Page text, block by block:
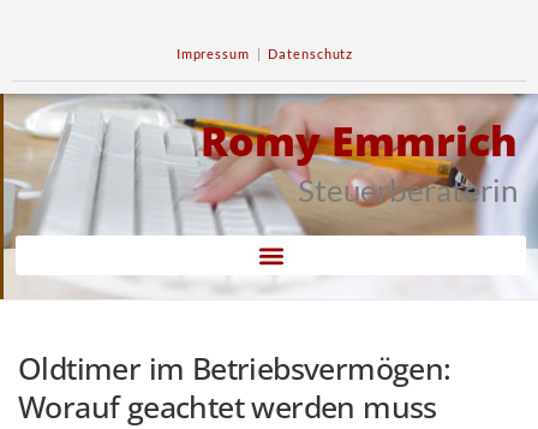
Impressum | Datenschutz
Romy Emmrich
Steuerberaterin
Oldtimer im Betriebsvermögen:
Worauf geachtet werden muss